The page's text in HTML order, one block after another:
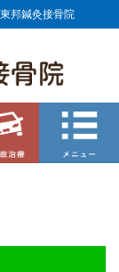
邦鍼灸接骨院